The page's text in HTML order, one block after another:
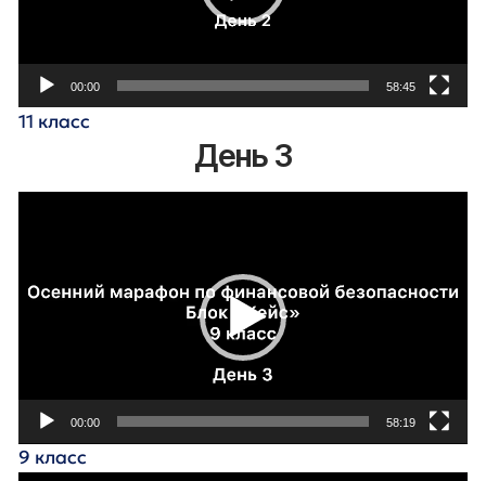
00:00 58:45
11 класс
День 3
00:00 58:19
9 класс